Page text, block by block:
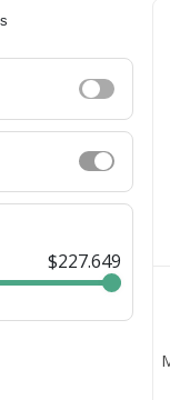
$227.649